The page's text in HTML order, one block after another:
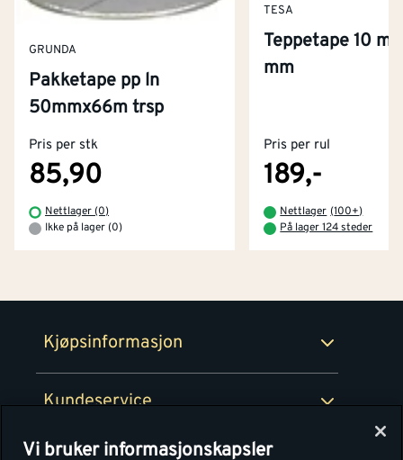
GRUNDA
Pakketape pp ln
50mmx66m trsp
Pris per stk
85,90
Nettlager (0)
Ikke på lager (0)
TESA
Teppetape 10 m
mm
Pris per rul
189,-
Nettlager (100+)
På lager 124 steder
Kjøpsinformasjon
Kjøpsbetingelser
Retur- og angrerettsskjema
Kundeservice
Kontakt oss
Tjenester
Montér Klubb
Om Montér
Byggevarehus og åpningstider
Prismatch
Personvern
Vi bruker informasjonskapsler